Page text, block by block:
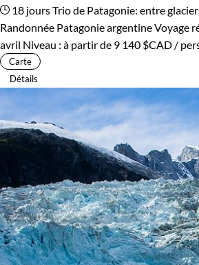
18 joursTrio de Patagonie: entre
Randonnée Patagonie argentineVoyage
avril Niveau : à partir de 9 140 $CAD /
Carte
Détails